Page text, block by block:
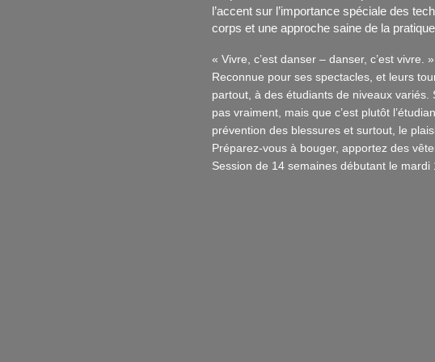
l’accent sur l’importance spéciale des
corps et une approche saine de la
« Vivre, c’est danser – danser, c’est
Reconnue pour ses spectacles, et leurs
partout, à des étudiants de niveaux
pas vraiment, mais que c’est plutôt
prévention des blessures et surtout, le
Préparez-vous à bouger, apportez des
Session de 14 semaines débutant le mardi